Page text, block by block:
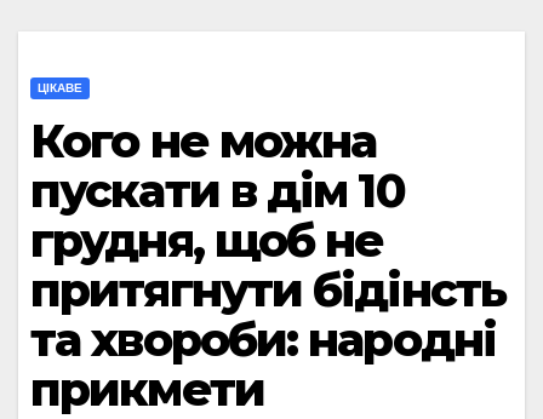
ЦІКАВЕ
Кого не можна
пускати в дім 10
грудня, щоб не
притягнути бідінсть
та хвороби: народні
прикмети